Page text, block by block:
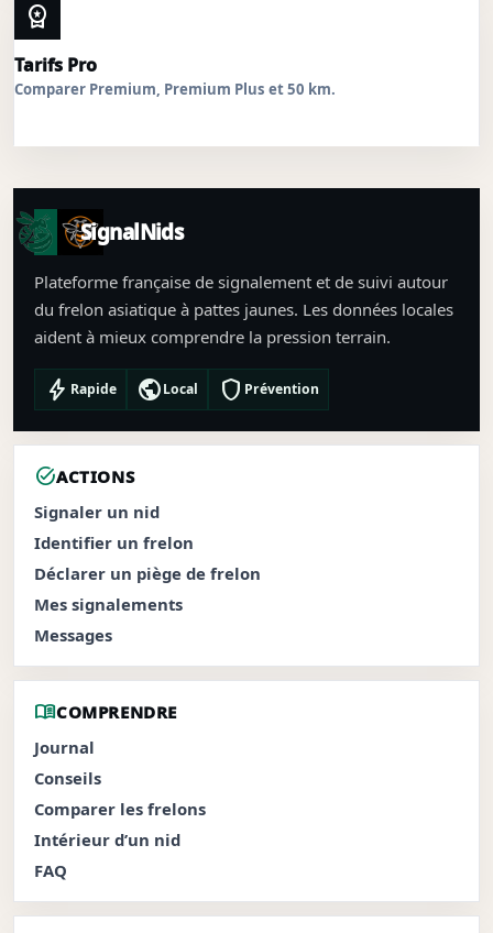
workspace_premium
Tarifs Pro
Comparer Premium, Premium Plus et 50 km.
SignalNids
Plateforme française de signalement et de suivi autour
du frelon asiatique à pattes jaunes. Les données locales
aident à mieux comprendre la pression terrain.
bolt Rapide publicLocal shield Prévention
task_altACTIONS
Signaler un nid
Identifier un frelon
Déclarer un piège de frelon
Mes signalements
Messages
menu_bookCOMPRENDRE
Journal
Conseils
Comparer les frelons
Intérieur d’un nid
FAQ